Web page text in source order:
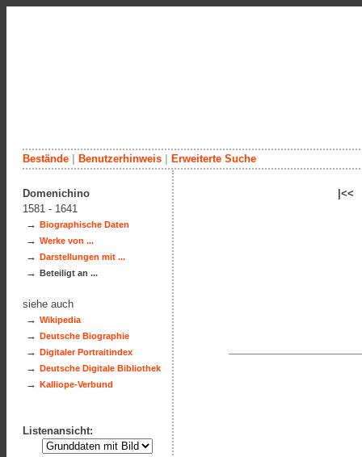
Bestände Benutzerhinweis Erweiterte Suche
Domenichino
1581 - 1641
→ Biographische Daten
→ Werke von ...
→ Darstellungen mit ...
→ Beteiligt an ...
siehe auch
→ Wikipedia
→ Deutsche Biographie
→ Digitaler Portraitindex
→ Deutsche Digitale Bibliothek
→ Kalliope-Verbund
Listenansicht: